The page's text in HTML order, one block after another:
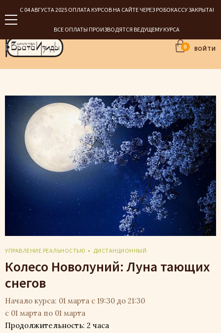
С 04 АВГУСТА 2025 ОПЛАТА КУРСОВ НА САЙТЕ ЧЕРЕЗ РОБОКАССУ ЗАКРЫТА!
ВСЕ ОПЛАТЫ ПРОИЗВОДЯТСЯ ВЕДУЩЕМУ КУРСА
0 ВОЙТИ
УПРАВЛЕНИЕ РЕАЛЬНОСТЬЮ ДИСТАНЦИОННЫЙ
Колесо Новолуний: Луна тающих
снегов
Начало курса: 01 марта с 19:30 до 21:30
с 01 марта по 01 марта
Продолжительность: 2 часа